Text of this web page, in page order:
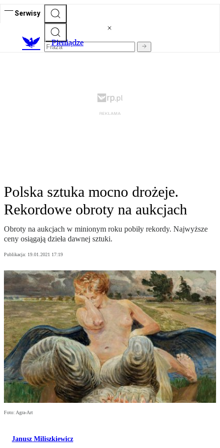
Serwisy
Pieniądze
Polska sztuka mocno drożeje.
Rekordowe obroty na aukcjach
Obroty na aukcjach w minionym roku pobiły rekordy. Najwyższe
ceny osiągają dzieła dawnej sztuki.
Publikacja: 19.01.2021 17:19
Foto: Agra-Art
Janusz Miliszkiewicz